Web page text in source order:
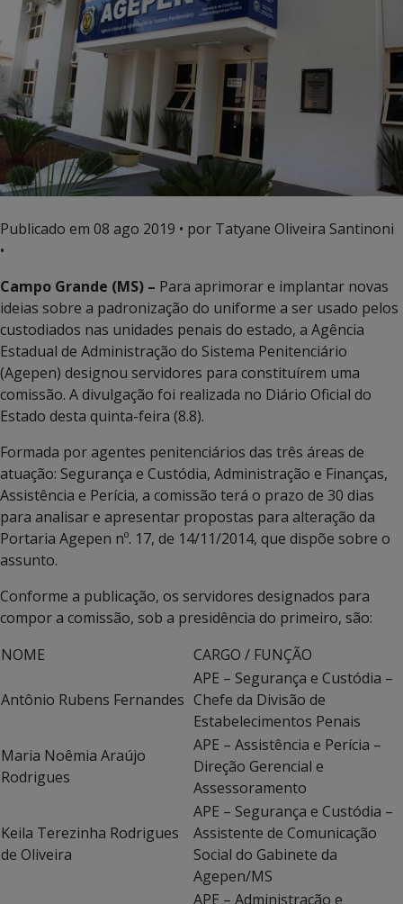
Publicado em 08 ago 2019 • por Tatyane Oliveira Santinoni
•
Campo Grande (MS) – Para aprimorar e implantar novas
ideias sobre a padronização do uniforme a ser usado pelos
custodiados nas unidades penais do estado, a Agência
Estadual de Administração do Sistema Penitenciário
(Agepen) designou servidores para constituírem uma
comissão. A divulgação foi realizada no Diário Oficial do
Estado desta quinta-feira (8.8).
Formada por agentes penitenciários das três áreas de
atuação: Segurança e Custódia, Administração e Finanças,
Assistência e Perícia, a comissão terá o prazo de 30 dias
para analisar e apresentar propostas para alteração da
Portaria Agepen nº. 17, de 14/11/2014, que dispõe sobre o
assunto.
Conforme a publicação, os servidores designados para
compor a comissão, sob a presidência do primeiro, são:
NOME
CARGO / FUNÇÃO
Antônio Rubens Fernandes
APE – Segurança e Custódia –
Chefe da Divisão de
Estabelecimentos Penais
Maria Noêmia Araújo
Rodrigues
APE – Assistência e Perícia –
Direção Gerencial e
Assessoramento
Keila Terezinha Rodrigues
de Oliveira
APE – Segurança e Custódia –
Assistente de Comunicação
Social do Gabinete da
Agepen/MS
APE – Administração e